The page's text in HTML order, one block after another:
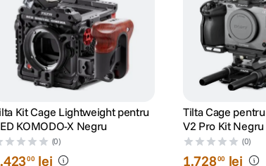
Kit Cage Lightweight pentru
KOMODO-X Negru
(0)
.42300 lei
Tilta Cage
V2 Pro Kit Negru
(0)
1.72800 lei